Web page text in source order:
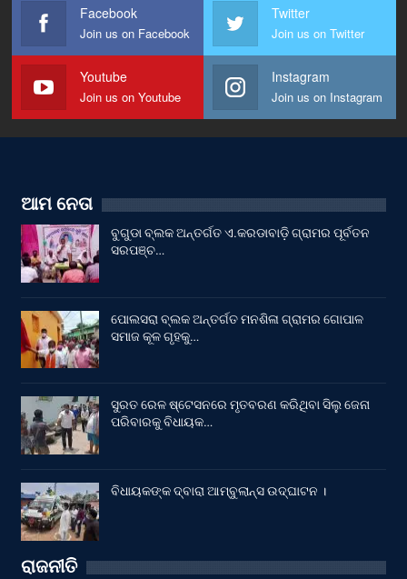
Facebook
Join us on Facebook
Twitter
Join us on Twitter
Youtube
Join us on Youtube
Instagram
Join us on Instagram
ଆମ ନେତା
ବୁଗୁଡା ବ୍ଲକ ଅନ୍ତର୍ଗତ ଏ.କରଡାବାଡ଼ି ଗ୍ରାମର ପୂର୍ବତନ
ସରପଞ୍ଚ…
ପୋଲସରା ବ୍ଲକ ଅନ୍ତର୍ଗତ ମନଶିଳା ଗ୍ରାମର ଗୋପାଳ
ସମାଜ କୂଳ ଗୃହକୁ…
ସୁରତ ରେଳ ଷ୍ଟେସନରେ ମୃତବରଣ କରିଥିବା ସିଲୁ ଜେନା
ପରିବାରକୁ ବିଧାୟକ…
ବିଧାୟକଙ୍କ ଦ୍ବାରା ଆମ୍ବୁଲାନ୍ସ ଉଦ୍‌ଘାଟନ ।
ରାଜନୀତି